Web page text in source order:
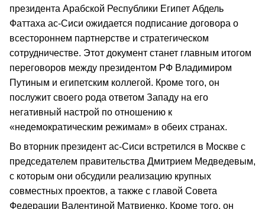
президента Арабской Республики Египет Абдель
Фаттаха ас-Сиси ожидается подписание договора о
всестороннем партнерстве и стратегическом
сотрудничестве. Этот документ станет главным итогом
переговоров между президентом РФ Владимиром
Путиным и египетским коллегой. Кроме того, он
послужит своего рода ответом Западу на его
негативный настрой по отношению к
«недемократическим режимам» в обеих странах.
Во вторник президент ас-Сиси встретился в Москве с
председателем правительства Дмитрием Медведевым,
с которым они обсудили реализацию крупных
совместных проектов, а также c главой Совета
Федерации Валентиной Матвиенко. Кроме того, он